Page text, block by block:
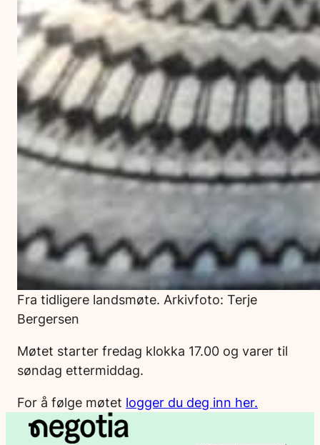
Fra tidligere landsmøte. Arkivfoto: Terje
Bergersen
Møtet starter fredag klokka 17.00 og varer til
søndag ettermiddag.
For å følge møtet logger du deg inn her.